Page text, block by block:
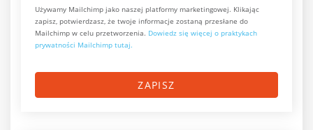
Używamy Mailchimp jako naszej platformy marketingowej. Klikając
zapisz, potwierdzasz, że twoje informacje zostaną przesłane do
Mailchimp w celu przetworzenia. Dowiedz się więcej o praktykach
prywatności Mailchimp tutaj.
ZAPISZ